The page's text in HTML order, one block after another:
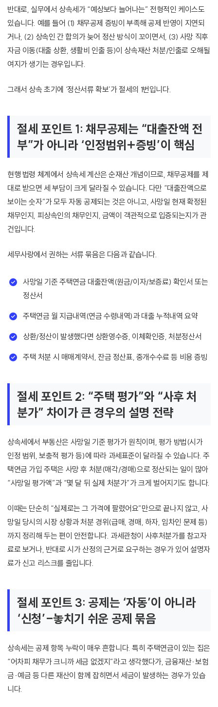
반대로, 실무에서 상속세가 “예상보다 늘어나는” 전형적인 케이스도
있습니다. 예를 들어 (1) 채무공제 증빙이 부족해 공제 반영이 지연되
거나, (2) 상속인 간 합의가 늦어 정산 방식이 꼬이면서, (3) 사망 직후
자금 이동(대출 상환, 생활비 인출 등)이 상속재산 처분/인출로 오해될
여지가 생기는 경우입니다.
그래서 상속 초기에 ‘정산서류 확보’가 절세의 1번입니다.
절세 포인트 1: 채무공제는 “대출잔액 전
부”가 아니라 ‘인정범위+증빙’이 핵심
현행 법령 체계에서 상속세 계산은 순재산 개념이므로, 채무공제를 제
대로 받으면 세 부담이 크게 달라질 수 있습니다. 다만 “대출잔액으로
보이는 숫자”가 모두 자동 공제되는 것은 아니고, 사망일 현재 확정된
채무인지, 피상속인의 채무인지, 금액이 객관적으로 입증되는지가 관
건입니다.
세무사랑에서 권하는 서류 묶음은 다음과 같습니다.
사망일 기준 주택연금 대출잔액(원금/이자/보증료) 확인서 또는
정산서
주택연금 월 지급내역(연금 수령내역)과 대출 누적내역 요약
상환/정산이 발생했다면 상환영수증, 이체확인증, 처분정산서
주택 처분 시 매매계약서, 잔금 정산표, 중개수수료 등 비용 증빙
절세 포인트 2: “주택 평가”와 “사후 처
분가” 차이가 큰 경우의 설명 전략
상속세에서 부동산은 사망일 기준 평가가 원칙이며, 평가 방법(시가
인정 범위, 보충적 평가 등)에 따라 과세표준이 달라질 수 있습니다. 주
택연금 가입 주택은 사망 후 처분(매각/경매)으로 정산되는 일이 많아
“사망일 평가액”과 “몇 달 뒤 실제 처분가”가 크게 벌어지기도 합니다.
이때는 단순히 “실제로는 그 가격에 팔렸어요”만으로 끝나지 않고, 사
망일 당시의 시장 상황과 처분 경위(급매, 경매, 하자, 임차인 문제 등)
까지 정리해 두는 편이 안전합니다. 과세관청이 사후처분가를 참고자
료로 보거나, 반대로 시가 산정의 근거로 요구하는 경우가 있어 설명자
료가 신고 리스크를 줄입니다.
절세 포인트 3: 공제는 ‘자동’이 아니라
‘신청’-놓치기 쉬운 공제 묶음
상속세는 공제 항목 누락이 매우 흔합니다. 특히 주택연금이 있는 집은
“어차피 채무가 크니까 세금 없겠지”라고 생각했다가, 금융재산·보험
금·예금 등 다른 재산이 함께 잡히면서 세금이 발생하는 경우가 있습
니다.